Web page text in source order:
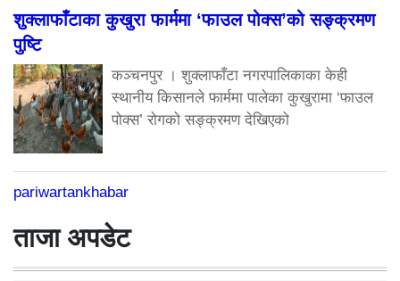
शुक्लाफाँटाका कुखुरा फार्ममा ‘फाउल पोक्स’को सङ्क्रमण
पुष्टि
कञ्चनपुर । शुक्लाफाँटा नगरपालिकाका केही
स्थानीय किसानले फार्ममा पालेका कुखुरामा ‘फाउल
पोक्स’ रोगको सङ्क्रमण देखिएको
pariwartankhabar
ताजा अपडेट